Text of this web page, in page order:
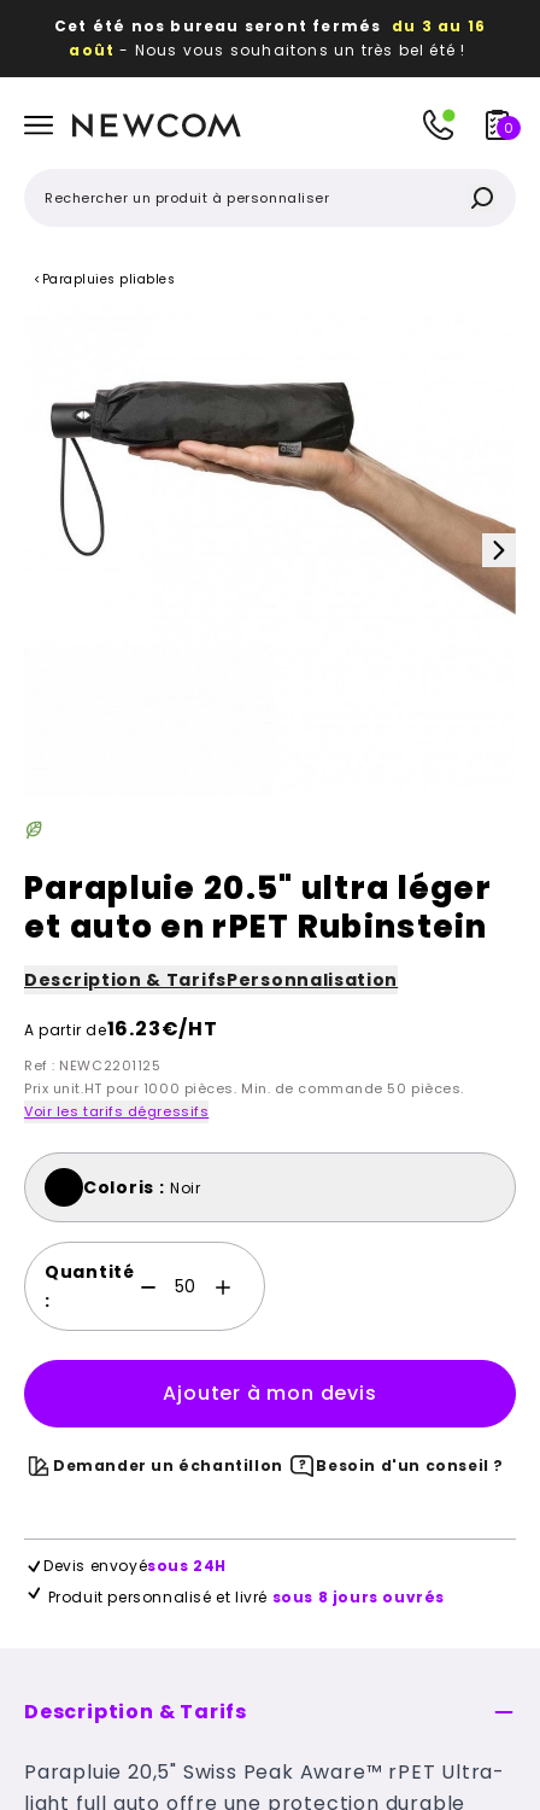
Cet été nos bureau seront fermés du 3 au 16
août - Nous vous souhaitons un très bel été !
publicitaires
0
< Parapluies pliables
Parapluie 20.5" ultra léger
et auto en rPET Rubinstein
Description & TarifsPersonnalisation
A partir de16.23€/HT
Ref : NEWC2201125
Prix unit.HT pour 1000 pièces. Min. de commande 50 pièces.
Voir les tarifs dégressifs
Coloris : Noir
Quantité
:
Ajouter à mon devis
Demander un échantillon Besoin d'un conseil ?
Devis envoyésous 24H
Produit personnalisé et livré sous 8 jours ouvrés
Description & Tarifs
Parapluie 20,5" Swiss Peak Aware™ rPET Ultra-
light full auto offre une protection durable